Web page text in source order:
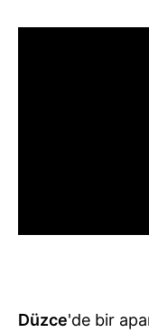
Düzce'de bir